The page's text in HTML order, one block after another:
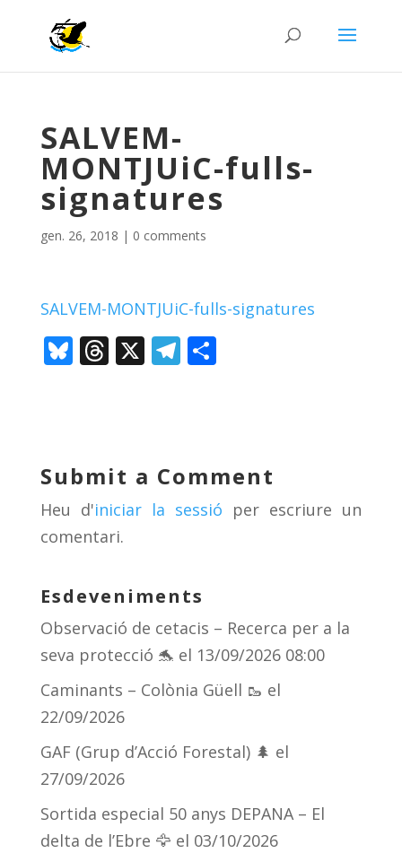
SALVEM-
MONTJUiC-fulls-
signatures
gen. 26, 2018 | 0 comments
SALVEM-MONTJUiC-fulls-signatures
Bl
y
T
d
s
X T
a
m
C
ar
te
ix
Submit a Comment
Heu d'iniciar la sessió per escriure un
comentari.
Esdeveniments
Observació de cetacis – Recerca per a la
seva protecció 🐬 el 13/09/2026 08:00
Caminants – Colònia Güell 🥾 el
22/09/2026
GAF (Grup d’Acció Forestal) 🌲 el
27/09/2026
Sortida especial 50 anys DEPANA – El
delta de l’Ebre 🦅 el 03/10/2026